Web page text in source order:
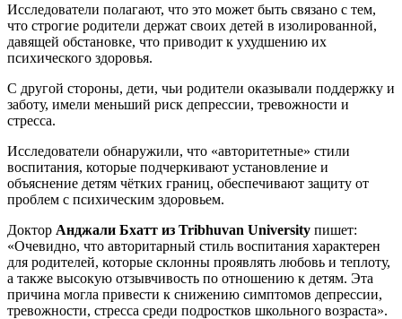
Исследователи полагают, что это может быть связано с тем,
что строгие родители держат своих детей в изолированной,
давящей обстановке, что приводит к ухудшению их
психического здоровья.
С другой стороны, дети, чьи родители оказывали поддержку и
заботу, имели меньший риск депрессии, тревожности и
стресса.
Исследователи обнаружили, что «авторитетные» стили
воспитания, которые подчеркивают установление и
объяснение детям чётких границ, обеспечивают защиту от
проблем с психическим здоровьем.
Доктор Анджали Бхатт из Tribhuvan University пишет:
«Очевидно, что авторитарный стиль воспитания характерен
для родителей, которые склонны проявлять любовь и теплоту,
а также высокую отзывчивость по отношению к детям. Эта
причина могла привести к снижению симптомов депрессии,
тревожности, стресса среди подростков школьного возраста».